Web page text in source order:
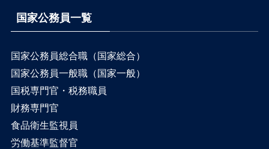
国家公務員一覧
国家公務員総合職（国家総合）
国家公務員一般職（国家一般）
国税専門官・税務職員
財務専門官
食品衛生監視員
労働基準監督官